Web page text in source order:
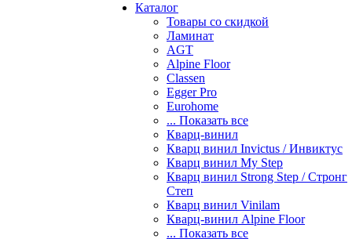
Каталог
Товары со скидкой
Ламинат
AGT
Alpine Floor
Classen
Egger Pro
Eurohome
... Показать все
Кварц-винил
Кварц винил Invictus / Инвиктус
Кварц винил My Step
Кварц винил Strong Step / Стронг
Степ
Кварц винил Vinilam
Кварц-винил Alpine Floor
... Показать все